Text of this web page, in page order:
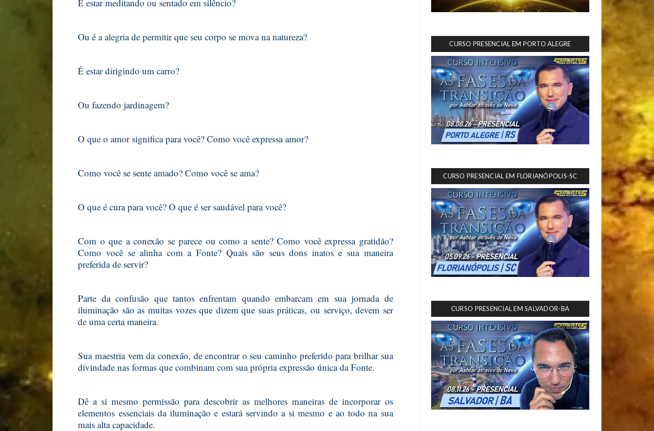
É estar meditando ou sentado em silêncio?
Ou é a alegria de permitir que seu corpo se mova na natureza?
É estar dirigindo um carro?
Ou fazendo jardinagem?
O que o amor significa para você? Como você expressa amor?
Como você se sente amado? Como você se ama?
O que é cura para você? O que é ser saudável para você?
Com o que a conexão se parece ou como a sente? Como você expressa gratidão?
Como você se alinha com a Fonte? Quais são seus dons inatos e sua maneira
preferida de servir?
Parte da confusão que tantos enfrentam quando embarcam em sua jornada de
iluminação são as muitas vozes que dizem que suas práticas, ou serviço, devem ser
de uma certa maneira.
Sua maestria vem da conexão, de encontrar o seu caminho preferido para brilhar sua
divindade nas formas que combinam com sua própria expressão única da Fonte.
Dê a si mesmo permissão para descobrir as melhores maneiras de incorporar os
elementos essenciais da iluminação e estará servindo a si mesmo e ao todo na sua
mais alta capacidade.
CURSO PRESENCIAL EM PORTO ALEGRE
CURSO PRESENCIAL EM FLORIANÓPOLIS-SC
CURSO PRESENCIAL EM SALVADOR-BA